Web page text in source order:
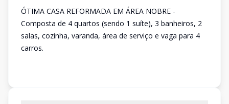
ÓTIMA CASA REFORMADA EM ÁREA NOBRE -
Composta de 4 quartos (sendo 1 suíte), 3 banheiros, 2
salas, cozinha, varanda, área de serviço e vaga para 4
carros.